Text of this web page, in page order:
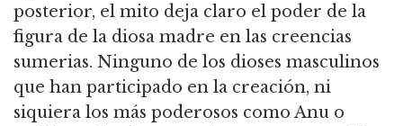
posterior, el mito deja claro el poder de la
figura de la diosa madre en las creencias
sumerias. Ninguno de los dioses masculinos
que han participado en la creación, ni
siquiera los más poderosos como Anu o